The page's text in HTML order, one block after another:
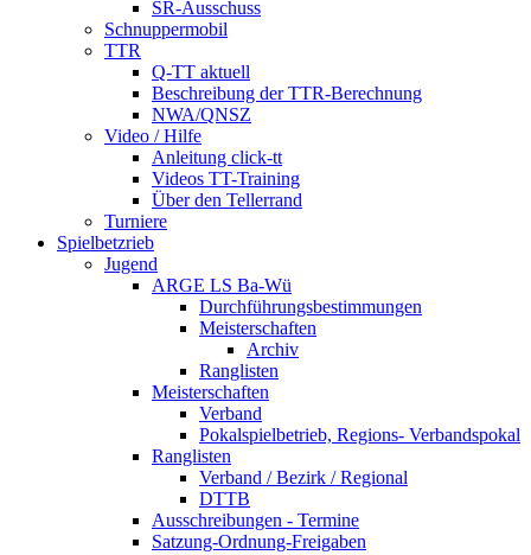
SR-Ausschuss
Schnuppermobil
TTR
Q-TT aktuell
Beschreibung der TTR-Berechnung
NWA/QNSZ
Video / Hilfe
Anleitung click-tt
Videos TT-Training
Über den Tellerrand
Turniere
Spielbetzrieb
Jugend
ARGE LS Ba-Wü
Durchführungsbestimmungen
Meisterschaften
Archiv
Ranglisten
Meisterschaften
Verband
Pokalspielbetrieb, Regions- Verbandspokal
Ranglisten
Verband / Bezirk / Regional
DTTB
Ausschreibungen - Termine
Satzung-Ordnung-Freigaben